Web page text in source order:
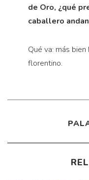
de Oro, ¿qué
caballero
Qué va: más
florentino.